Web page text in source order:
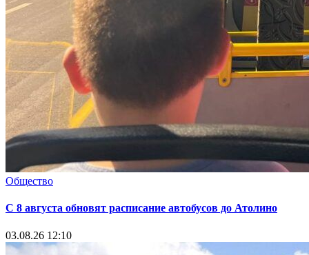
Общество
С 8 августа обновят расписание автобусов до Атолино
03.08.26 12:10